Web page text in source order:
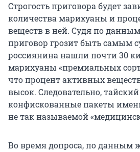
Строгость приговора будет
количества марихуаны и
веществ в ней. Судя по
приговор грозит быть самым
россиянина нашли почти 30
марихуаны «премиальных
что процент активных
высок. Следовательно,
конфискованные пакеты
не так называемой
Во время допроса, по данным